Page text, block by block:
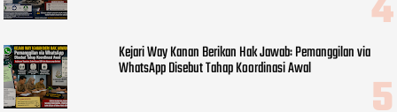
Kejari Way Kanan Berikan Hak Jawab: Pemanggilan via
WhatsApp Disebut Tahap Koordinasi Awal